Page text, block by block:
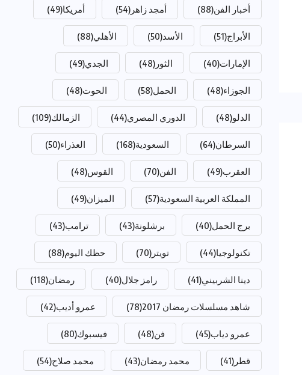
أخبار الفن(88) أمجد زاهر (54) أمريكا(49)
الأبراج(51) الأسد(50) الأهلي(88)
الإمارات(40) الثور (48) الجدي(49)
الجوزاء(48) الحمل(58) الحوت(48)
الدلو(48) الدوري المصري(44) الزمالك(109)
السرطان(64) السعودية(168) العذراء(50)
العقرب(49) الفن(70) القوس(48)
المملكة العربية السعودية(57) الميزان(49)
برج الحمل(40) برشلونة(43) ترامب(43)
تكنولوجيا(44) تويتر (70) حظك اليوم(88)
دينا الشربيني(41) رامز جلال(40) رمضان(118)
شاهد مسلسلات رمضان 2017 (78) عمرو أديب(42)
عمرو دياب(45) فن(48) فيسبوك(80)
قطر (41) محمد رمضان(43) محمد صلاح(54)